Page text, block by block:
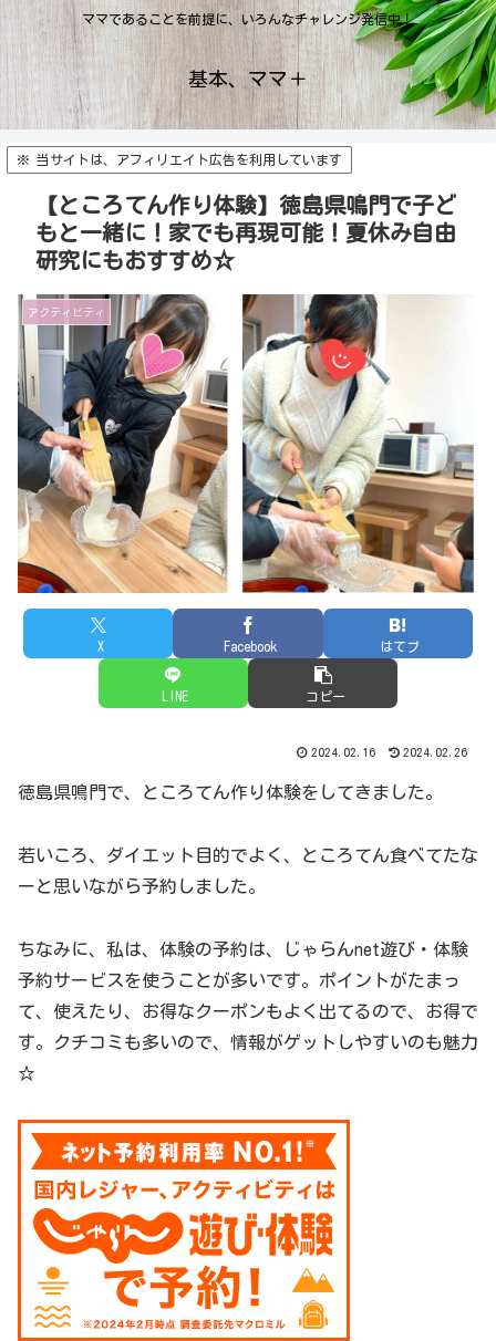
ママであることを前提に、いろんなチャレンジ発信中！
基本、ママ＋
※ 当サイトは、アフィリエイト広告を利用しています
【ところてん作り体験】徳島県鳴門で子ど
もと一緒に！家でも再現可能！夏休み自由
研究にもおすすめ☆
アクティビティ
X Facebook はてブ
LINE コピー
2024.02.16 2024.02.26
徳島県鳴門で、ところてん作り体験をしてきました。
若いころ、ダイエット目的でよく、ところてん食べてたな
ーと思いながら予約しました。
ちなみに、私は、体験の予約は、じゃらんnet遊び・体験
予約サービスを使うことが多いです。ポイントがたまっ
て、使えたり、お得なクーポンもよく出てるので、お得で
す。クチコミも多いので、情報がゲットしやすいのも魅力
☆